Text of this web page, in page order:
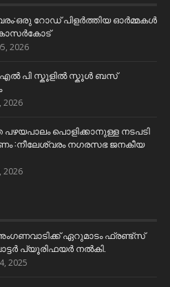
റോഡ് പിളർത്തിയ ഓർമ്മകൾ
2026
എൽ പി സ്കൂളിൽ സ്കൂൾ ബസ്
2026
പഴയപാലം പൊളിക്കാനുള്ള നടപടി
:നീലേശ്വരം നഗരസഭ ജനകീയ
2026
ഏറുമാടം ഫ്രണ്ട്സ്
പ്യൂരിഫയർ നൽകി.
2025